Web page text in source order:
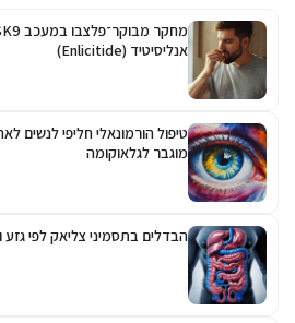
אנליסיטיד (Enlicitide)
טיפול הורמונאלי חליפי לנשים
מוגבר לגלאוקומה
הבדלים בתסמיני צליאק לפי גזע